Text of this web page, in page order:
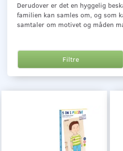
Derudover er det en hyggelig
familien kan samles om, og som
samtaler om motivet og måden
Filtre